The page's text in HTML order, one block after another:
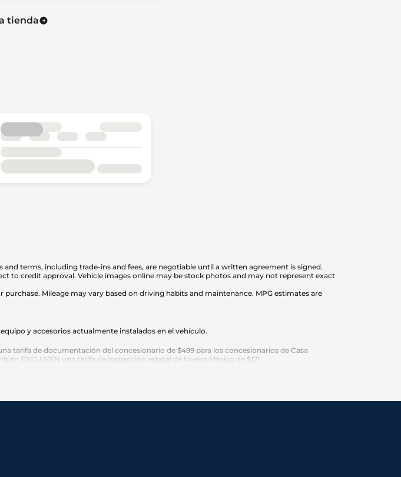
tienda
terms, including trade-ins and fees, are negotiable until a written agreement is signed.
to credit approval. Vehicle images online may be stock photos and may not represent exact
Mileage may vary based on driving habits and maintenance. MPG estimates are
y accesorios actualmente instalados en el vehículo.
tarifa de documentación del concesionario de $499 para los concesionarios de Casa
EXCLUYEN una tarifa de inspección estatal de Nuevo México de $171